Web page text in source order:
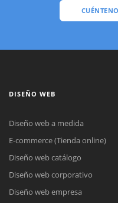
DISEÑO WEB
Diseño web a medida
E-commerce (Tienda online)
Diseño web catálogo
Diseño web corporativo
Diseño web empresa